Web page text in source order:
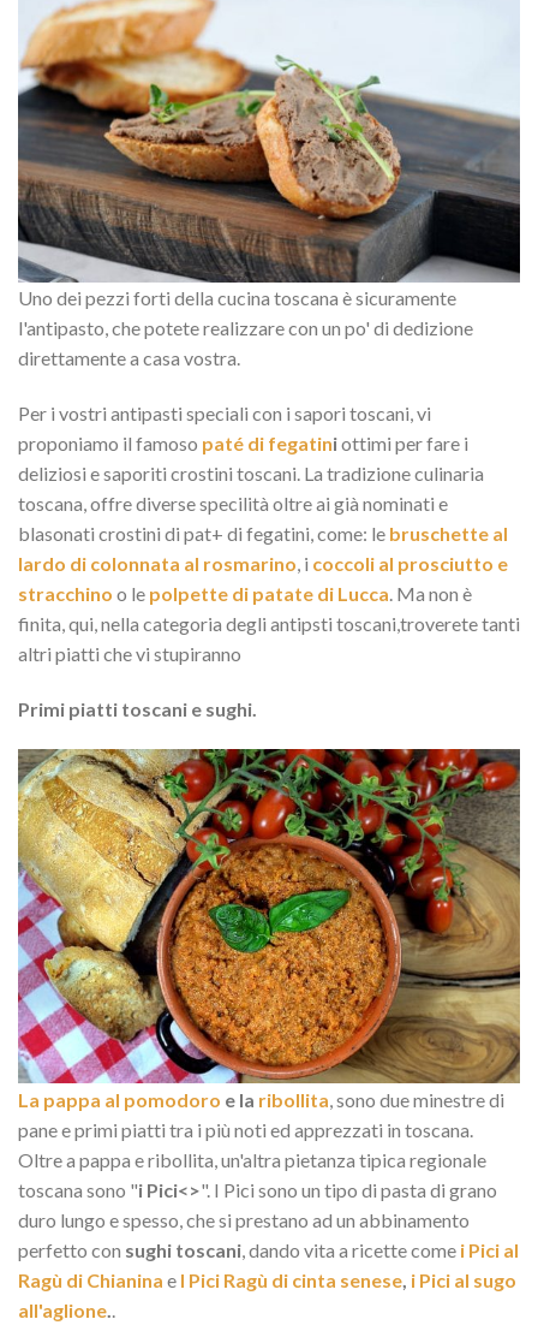
Uno dei pezzi forti della cucina toscana è sicuramente
l'antipasto, che potete realizzare con un po' di dedizione
direttamente a casa vostra.
Per i vostri antipasti speciali con i sapori toscani, vi
proponiamo il famoso paté di fegatiniottimi per fare i
deliziosi e saporiti crostini toscani. La tradizione culinaria
toscana, offre diverse specilità oltre ai già nominati e
blasonati crostini di pat+ di fegatini, come: le bruschette al
lardo di colonnata al rosmarino, i coccoli al prosciutto e
stracchino o le polpette di patate di Lucca. Ma non è
finita, qui, nella categoria degli antipsti toscani,troverete tanti
altri piatti che vi stupiranno
Primi piatti toscani e sughi.
La pappa al pomodoro e la ribollita , sono due minestre di
pane e primi piatti tra i più noti ed apprezzati in toscana.
Oltre a pappa e ribollita, un'altra pietanza tipica regionale
toscana sono "i Pici<>". I Pici sono un tipo di pasta di grano
duro lungo e spesso, che si prestano ad un abbinamento
perfetto con sughi toscani , dando vita a ricette come i Pici al
Ragù di Chianina e I Pici Ragù di cinta senese i Pici al sugo
all'aglione